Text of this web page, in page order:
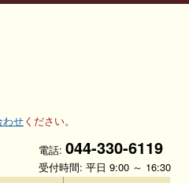
わせください。
電話: 044-330-6119
受付時間: 平日 9:00 ～ 16:30